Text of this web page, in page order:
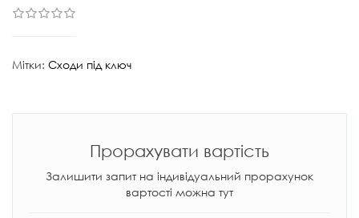
Мітки: Сходи під ключ
Прорахувати вартість
Залишити запит на індивідуальний прорахунок
вартості можна тут